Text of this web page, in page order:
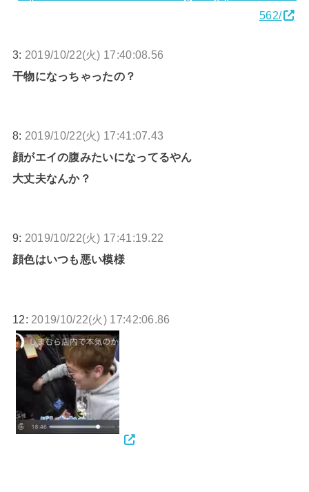
562/
3: 2019/10/22(火) 17:40:08.56
干物になっちゃったの？
8: 2019/10/22(火) 17:41:07.43
顔がエイの腹みたいになってるやん
大丈夫なんか？
9: 2019/10/22(火) 17:41:19.22
顔色はいつも悪い模様
12: 2019/10/22(火) 17:42:06.86